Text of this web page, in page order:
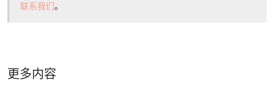
联系我们。
更多内容